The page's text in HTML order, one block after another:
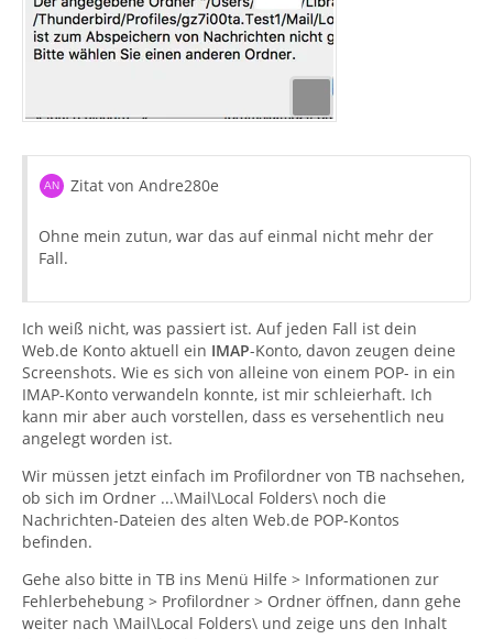
Zitat von Andre280e
Ohne mein zutun, war das auf einmal nicht mehr der
Fall.
Ich weiß nicht, was passiert ist. Auf jeden Fall ist dein
Web.de Konto aktuell ein IMAP-Konto, davon zeugen deine
Screenshots. Wie es sich von alleine von einem POP- in ein
IMAP-Konto verwandeln konnte, ist mir schleierhaft. Ich
kann mir aber auch vorstellen, dass es versehentlich neu
angelegt worden ist.
Wir müssen jetzt einfach im Profilordner von TB nachsehen,
ob sich im Ordner ...\Mail\Local Folders\ noch die
Nachrichten-Dateien des alten Web.de POP-Kontos
befinden.
Gehe also bitte in TB ins Menü Hilfe > Informationen zur
Fehlerbehebung > Profilordner > Ordner öffnen, dann gehe
weiter nach \Mail\Local Folders\ und zeige uns den Inhalt